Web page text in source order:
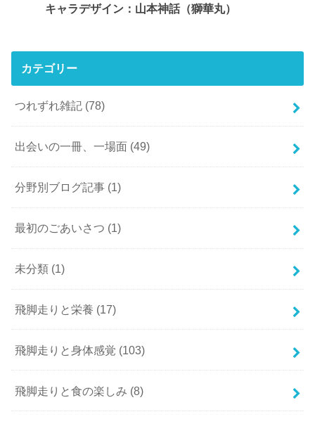
キャラデザイン：山本神話（獅華丸）
カテゴリー
つれずれ雑記 (78)
出会いの一冊、一場面 (49)
分野別ブログ記事 (1)
最初のごあいさつ (1)
未分類 (1)
飛脚走りと栄養 (17)
飛脚走りと身体感覚 (103)
飛脚走りと食の楽しみ (8)